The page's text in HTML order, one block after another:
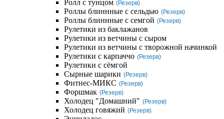
Ролл с тунцом (Резерв)
Роллы блиннные с сельдью (Резерв)
Роллы блиннные с семгой (Резерв)
Рулетики из баклажанов
Рулетики из ветчины с сыром
Рулетики из ветчины с творожной начинкой
Рулетики с карпаччо (Резерв)
Рулетики с сёмгой
Сырные шарики (Резерв)
Фитнес-МИКС (Резерв)
Форшмак (Резерв)
Холодец "Домашний" (Резерв)
Холодец говяжий (Резерв)